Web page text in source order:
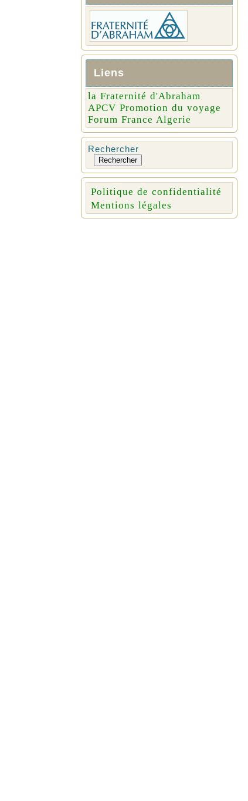
Liens
la Fraternité d'Abraham
APCV Promotion du voyage
Forum France Algerie
Rechercher
Rechercher
Politique de confidentialité
Mentions légales